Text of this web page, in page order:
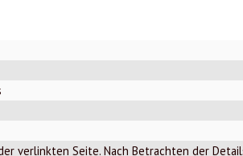
verlinkten Seite. Nach Betrachten der